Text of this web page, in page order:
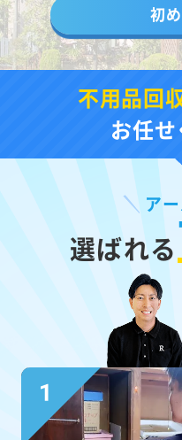
初
不用品回
お任せ
ア
選ばれる